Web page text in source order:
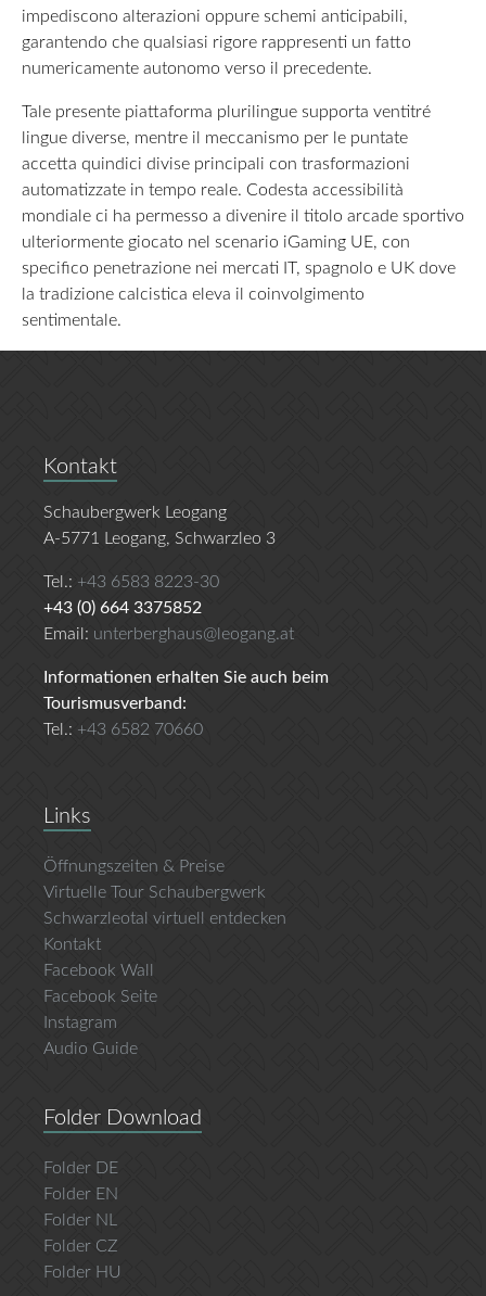
impediscono alterazioni oppure schemi anticipabili,
garantendo che qualsiasi rigore rappresenti un fatto
numericamente autonomo verso il precedente.
Tale presente piattaforma plurilingue supporta ventitré
lingue diverse, mentre il meccanismo per le puntate
accetta quindici divise principali con trasformazioni
automatizzate in tempo reale. Codesta accessibilità
mondiale ci ha permesso a divenire il titolo arcade sportivo
ulteriormente giocato nel scenario iGaming UE, con
specifico penetrazione nei mercati IT, spagnolo e UK dove
la tradizione calcistica eleva il coinvolgimento
sentimentale.
Kontakt
Schaubergwerk Leogang
A-5771 Leogang, Schwarzleo 3
Tel.: +43 6583 8223-30
+43 (0) 664 3375852
Email: unterberghaus@leogang.at
Informationen erhalten Sie auch beim
Tourismusverband:
Tel.: +43 6582 70660
Links
Öffnungszeiten & Preise
Virtuelle Tour Schaubergwerk
Schwarzleotal virtuell entdecken
Kontakt
Facebook Wall
Facebook Seite
Instagram
Audio Guide
Folder Download
Folder DE
Folder EN
Folder NL
Folder CZ
Folder HU